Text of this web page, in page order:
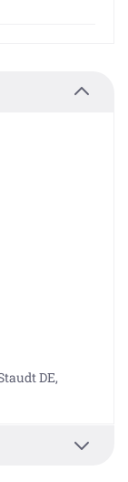
DE,